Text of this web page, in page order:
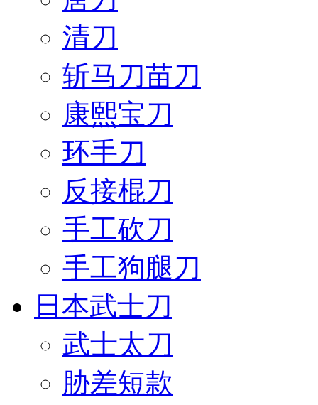
清刀
斩马刀苗刀
康熙宝刀
环手刀
反接棍刀
手工砍刀
手工狗腿刀
日本武士刀
武士太刀
胁差短款